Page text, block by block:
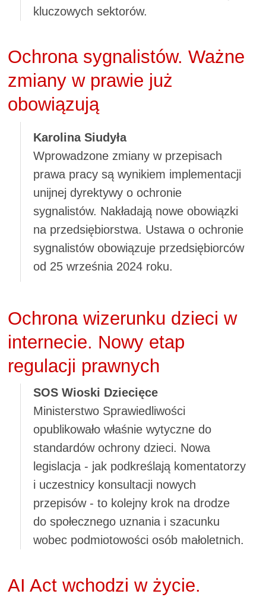
kluczowych sektorów.
Ochrona sygnalistów. Ważne
zmiany w prawie już
obowiązują
Karolina Siudyła
Wprowadzone zmiany w przepisach
prawa pracy są wynikiem implementacji
unijnej dyrektywy o ochronie
sygnalistów. Nakładają nowe obowiązki
na przedsiębiorstwa. Ustawa o ochronie
sygnalistów obowiązuje przedsiębiorców
od 25 września 2024 roku.
Ochrona wizerunku dzieci w
internecie. Nowy etap
regulacji prawnych
SOS Wioski Dziecięce
Ministerstwo Sprawiedliwości
opublikowało właśnie wytyczne do
standardów ochrony dzieci. Nowa
legislacja - jak podkreślają komentatorzy
i uczestnicy konsultacji nowych
przepisów - to kolejny krok na drodze
do społecznego uznania i szacunku
wobec podmiotowości osób małoletnich.
AI Act wchodzi w życie.